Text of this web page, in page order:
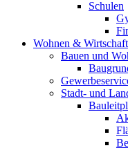
Schulen
Wohnen & Wirtschaft
Bauen und
Stadt- und